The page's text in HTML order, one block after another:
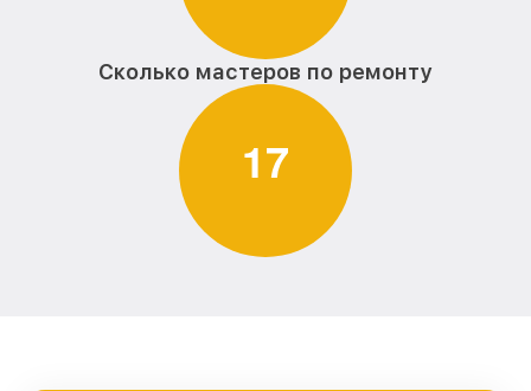
Сколько мастеров по ремонту
17